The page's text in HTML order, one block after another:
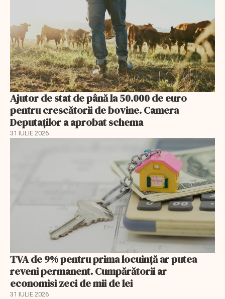
Ajutor de stat de până la 50.000 de euro
pentru crescătorii de bovine. Camera
Deputaților a aprobat schema
31 IULIE 2026
TVA de 9% pentru prima locuință ar putea
reveni permanent. Cumpărătorii ar
economisi zeci de mii de lei
31 IULIE 2026